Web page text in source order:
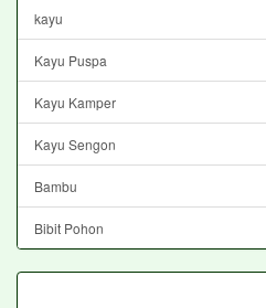
kayu
Kayu Puspa
Kayu Kamper
Kayu Sengon
Bambu
Bibit Pohon